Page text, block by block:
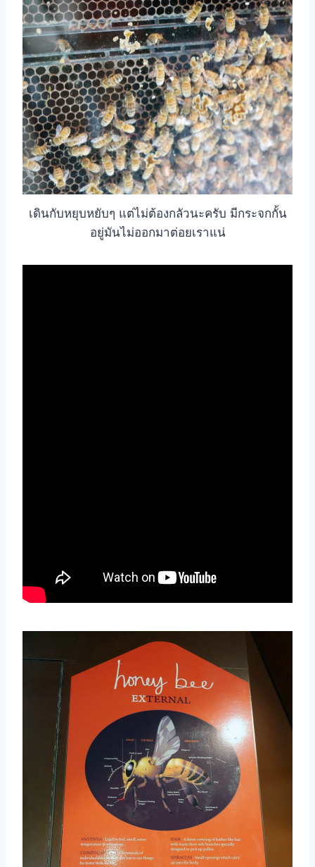
เดินกับหยุบหยับๆ แต่ไม่ต้องกลัวนะครับ มีกระจกกั้น
อยู่มันไม่ออกมาต่อยเราแน่